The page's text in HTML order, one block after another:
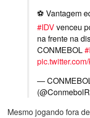
⚽ Vantagem
#IDVvenceu
na frente na
CONMEBOL
—
Mesmo jogando fora